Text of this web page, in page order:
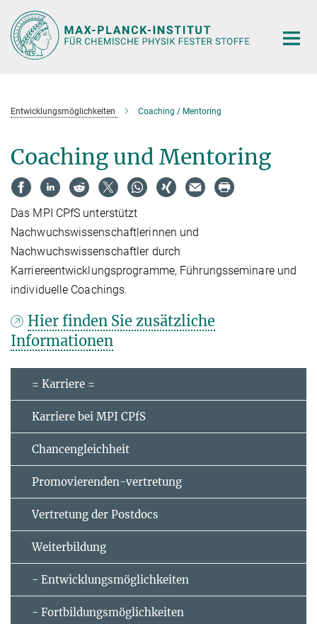
Hauptinhalt
Entwicklungsmöglichkeiten Coaching / Mentoring
Coaching und Mentoring
Das MPI CPfS unterstützt
Nachwuchswissenschaftlerinnen und
Nachwuchswissenschaftler durch
Karriereentwicklungsprogramme, Führungsseminare und
individuelle Coachings.
Hier finden Sie zusätzliche
Informationen
= Karriere =
Karriere bei MPI CPfS
Chancengleichheit
Promovierenden-vertretung
Vertretung der Postdocs
Weiterbildung
- Entwicklungsmöglichkeiten
- Fortbildungsmöglichkeiten